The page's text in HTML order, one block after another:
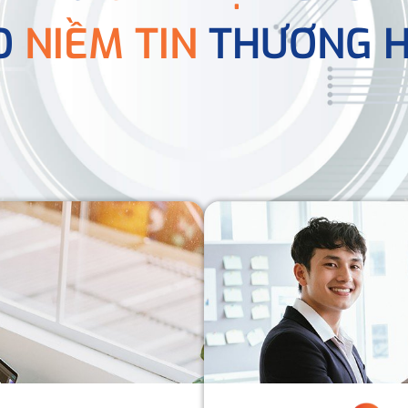
NIỀM TIN THƯƠNG